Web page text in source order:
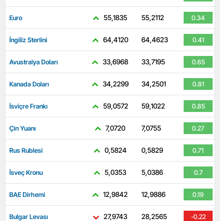
Euro 55,1835 55,2112 0.34
İngiliz Sterlini 64,4120 64,4623 0.41
Avustralya Doları 33,6968 33,7195 0.65
Kanada Doları 34,2299 34,2501 0.81
İsviçre Frankı 59,0572 59,1022 0.85
Çin Yuanı 7,0720 7,0755 0.27
Rus Rublesi 0,5824 0,5829 0.71
İsveç Kronu 5,0353 5,0386 0.7
BAE Dirhemi 12,9842 12,9886 0.19
Bulgar Levası 27,9743 28,2565 -0.22